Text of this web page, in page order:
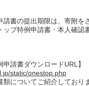
請書の提出期限は、寄附
プ特例申請書・本人確認
申請書ダウンロードURL】
static/onestop.php
類についてご紹介しており